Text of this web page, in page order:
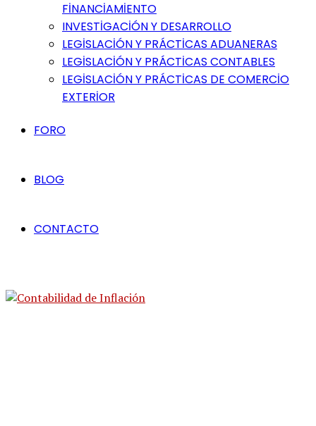
FİNANCİAMİENTO
INVESTİGACİÓN Y DESARROLLO
LEGİSLACİÓN Y PRÁCTİCAS ADUANERAS
LEGİSLACİÓN Y PRÁCTİCAS CONTABLES
LEGİSLACİÓN Y PRÁCTİCAS DE COMERCİO
EXTERİOR
FORO
BLOG
CONTACTO